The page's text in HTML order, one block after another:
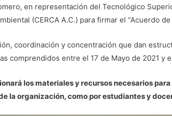
en representación del Tecnológico
(CERCA A.C.) para firmar el “Acuerdo de
coordinación y concentración que dan
comprendidos entre el 17 de Mayo de 2021 y
los materiales y recursos necesarios
la organización, como por estudiantes y